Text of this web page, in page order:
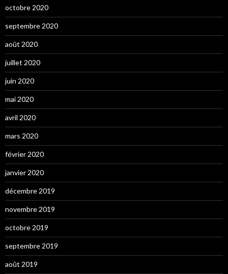
octobre 2020
septembre 2020
août 2020
juillet 2020
juin 2020
mai 2020
avril 2020
mars 2020
février 2020
janvier 2020
décembre 2019
novembre 2019
octobre 2019
septembre 2019
août 2019